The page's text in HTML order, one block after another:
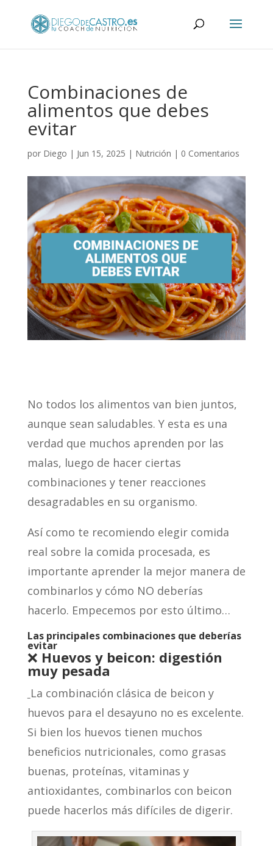
Combinaciones de
alimentos que debes
evitar
por Diego | Jun 15, 2025 | Nutrición | 0 Comentarios
No todos los alimentos van bien juntos,
aunque sean saludables. Y esta es una
verdad que muchos aprenden por las
malas, luego de hacer ciertas
combinaciones y tener reacciones
desagradables en su organismo.
Así como te recomiendo elegir comida
real sobre la comida procesada, es
importante aprender la mejor manera de
combinarlos y cómo NO deberías
hacerlo. Empecemos por esto último…
Las principales combinaciones que deberías
evitar
❌ Huevos y beicon: digestión
muy pesada
La combinación clásica de beicon y
huevos para el desayuno no es excelente.
Si bien los huevos tienen muchos
beneficios nutricionales, como grasas
buenas, proteínas, vitaminas y
antioxidantes, combinarlos con beicon
puede hacerlos más difíciles de digerir.